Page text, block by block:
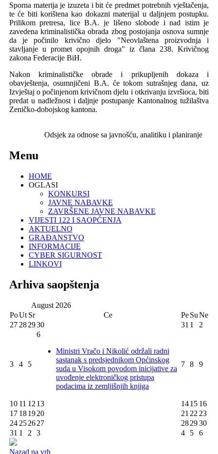
Sporna materija je izuzeta i bit će predmet potrebnih vještačenja,
te će biti korištena kao dokazni materijal u daljnjem postupku.
Prilikom pretresa, lice B.A. je lišeno slobode i nad istim je
zavedena kriminalistička obrada zbog postojanja osnova sumnje
da
je počinilo krivično djelo "Neovlaštena proizvodnja
i
stavljanje u promet opojnih droga"iz člana 238.Krivičnog
zakona Federacije BiH.
Nakon kriminalističke obrade i prikupljenih dokaza i
obavještenja, osumnjičeni B.A. će tokom sutrašnjeg dana, uz
Izvještaj o počinjenom krivičnom djelu i otkrivanju izvršioca, biti
predat u nadležnost i daljnje postupanje Kantonalnog tužilaštva
Zeničko-dobojskog kantona.
Odsjek za odnose sa javnošću, analitiku i planiranje
Menu
HOME
OGLASI
KONKURSI
JAVNE NABAVKE
ZAVRŠENE JAVNE NABAVKE
VIJESTI 122 I SAOPĆENJA
AKTUELNO
GRAĐANSTVO
INFORMACIJE
CYBER SIGURNOST
LINKOVI
Arhiva saopštenja
August 2026
PoUt Sr Ce PeSuNe
27282930 31 1 2
3 4 5
6
Ministri Vračo i Nikolić održali radni
sastanak s predsjednikom Općinskog
suda u Visokom povodom inicijative za
uvođenje elektroničkog pristupa
podacima iz zemljišnjih knjiga
7 8 9
10 11 1213 1415 16
17 181920 212223
24252627 282930
31 1 2 3 4 5 6
Nazad na vrh